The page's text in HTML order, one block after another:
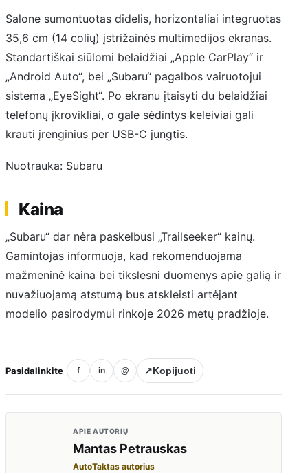
Salone sumontuotas didelis, horizontaliai integruotas
35,6 cm (14 colių) įstrižainės multimedijos ekranas.
Standartiškai siūlomi belaidžiai „Apple CarPlay“ ir
„Android Auto“, bei „Subaru“ pagalbos vairuotojui
sistema „EyeSight“. Po ekranu įtaisyti du belaidžiai
telefonų įkrovikliai, o gale sėdintys keleiviai gali
krauti įrenginius per USB-C jungtis.
Nuotrauka: Subaru
Kaina
„Subaru“ dar nėra paskelbusi „Trailseeker“ kainų.
Gamintojas informuoja, kad rekomenduojama
mažmeninė kaina bei tikslesni duomenys apie galią ir
nuvažiuojamą atstumą bus atskleisti artėjant
modelio pasirodymui rinkoje 2026 metų pradžioje.
Pasidalinkite f in @ ↗Kopijuoti
APIE AUTORIŲ
Mantas Petrauskas
AutoTaktas autorius